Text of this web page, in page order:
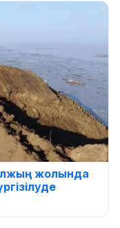
жолында